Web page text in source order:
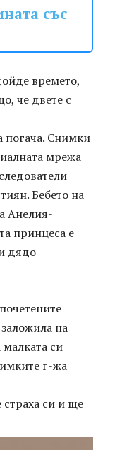
със
времето,
че двете с
погача. Снимки
мрежа
Бебето на
Анелия-
принцеса е
дядо
на
си
г-жа
си и ще